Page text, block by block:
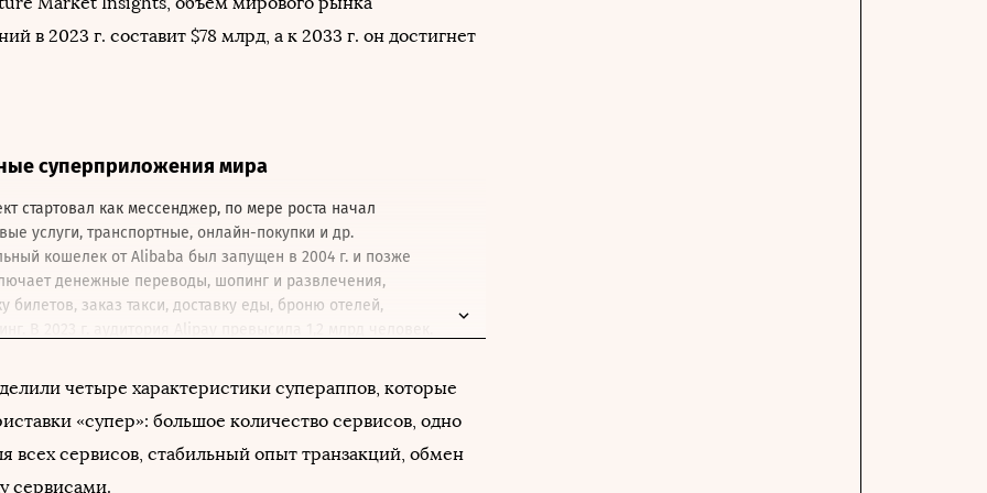
в 2023 г. составит $78 млрд, а к 2033 г. он достигнет
суперприложения мира
стартовал как мессенджер, по мере роста начал
услуги, транспортные, онлайн-покупки и др.
кошелек от Alibaba был запущен в 2004 г. и позже
денежные переводы, шопинг и развлечения,
билетов, заказ такси, доставку еды, броню отелей,
с платежной системой, доставкой еды, заказом
сервис предлагал услуги такси и доставки, позже
велосипедов, бронирование отелей, страхование и
четыре характеристики супераппов, которые
«супер»: большое количество сервисов, одно
всех сервисов, стабильный опыт транзакций, обмен
сервисами.